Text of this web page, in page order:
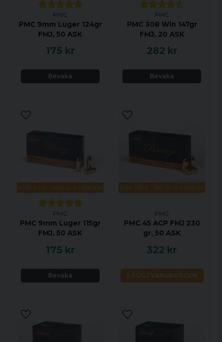
PMC
PMC 9mm Luger 124gr
FMJ, 50 ASK
175 kr
Bevaka
PMC
PMC 308 Win 147gr
FMJ, 20 ASK
282 kr
Bevaka
KÖP MER - BETALA MINDRE
PMC
PMC 9mm Luger 115gr
FMJ, 50 ASK
175 kr
Bevaka
KÖP MER - BETALA MINDRE
PMC
PMC 45 ACP FMJ 230
gr, 50 ASK
322 kr
LÄGG I VARUKORGEN